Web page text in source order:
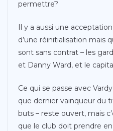
permettre?
Il y a aussi une
d’une réinitialisation mais
sont sans contrat – les
et Danny Ward, et le
Ce qui se passe avec
que dernier vainqueur du
buts – reste ouvert, mais
que le club doit prendre